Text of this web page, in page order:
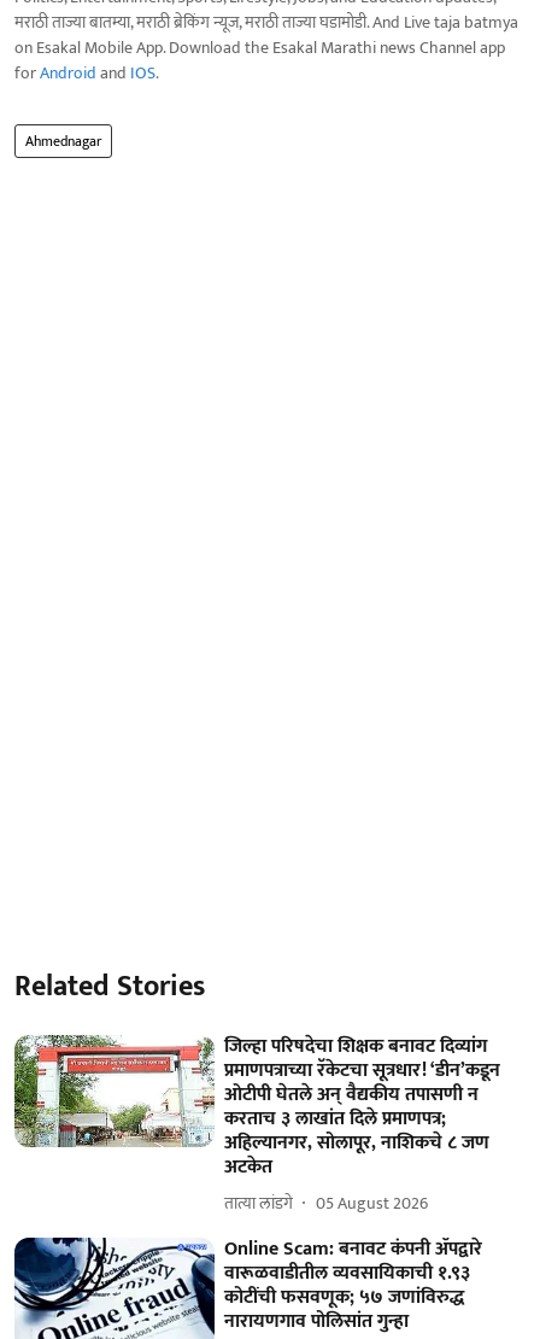
मराठी ताज्या बातम्या, मराठी ब्रेकिंग न्यूज, मराठी ताज्या घडामोडी. And Live taja batmya
on Esakal Mobile App. Download the Esakal Marathi news Channel app
forAndroidand IOS.
Ahmednagar
Related Stories
जिल्हा परिषदेचा शिक्षक बनावट दिव्यांग
प्रमाणपत्राच्या रॅकेटचा सूत्रधार! ‘डीन’कडून
ओटीपी घेतले अन्‌ वैद्यकीय तपासणी न
करताच ३ लाखांत दिले प्रमाणपत्र;
अहिल्यानगर, सोलापूर, नाशिकचे ८ जण
अटकेत
तात्या लांडगे 05 August 2026
Online Scam: बनावट कंपनी ॲपद्वारे
वारूळवाडीतील व्यवसायिकाची १.९३
कोटींची फसवणूक; ५७ जणांविरुद्ध
नारायणगाव पोलिसांत गुन्हा